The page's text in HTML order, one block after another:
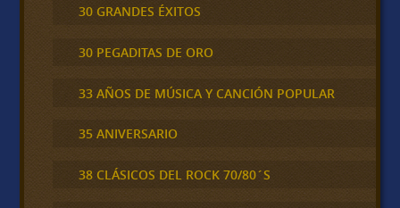
30 GRANDES ÉXITOS
30 PEGADITAS DE ORO
33 AÑOS DE MÚSICA Y CANCIÓN POPULAR
35 ANIVERSARIO
38 CLÁSICOS DEL ROCK 70/80´S